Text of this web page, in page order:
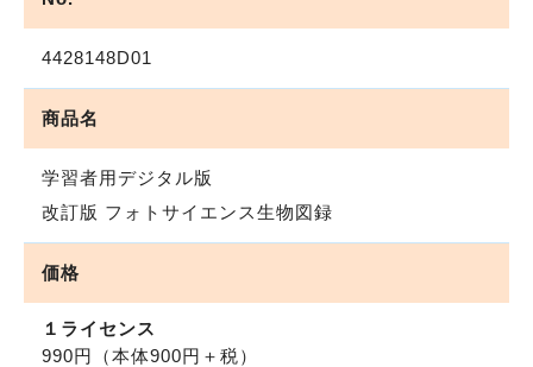
4428148D01
商品名
学習者用デジタル版
改訂版 フォトサイエンス生物図録
価格
１ライセンス
990円
（本体900円＋税）